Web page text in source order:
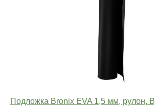
Подложка Bronix EVA 1,5 мм, рулон,